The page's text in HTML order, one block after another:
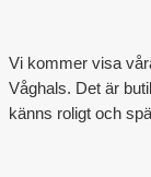
Vi kommer visa
Våghals. Det är
känns roligt och